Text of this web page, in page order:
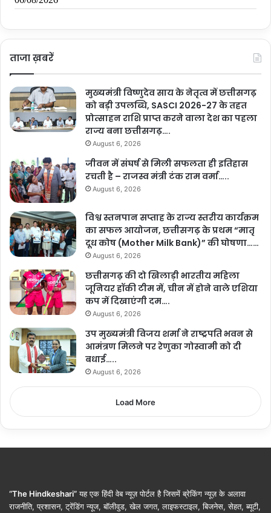
ताजा ख़बरें
मुख्यमंत्री विष्णुदेव साय के नेतृत्व में छत्तीसगढ़
को बड़ी उपलब्धि, SASCI 2026-27 के तहत
प्रोत्साहन राशि प्राप्त करने वाला देश का पहला
राज्य बना छत्तीसगढ़….
August 6, 2026
जीवन में संघर्ष से मिली सफलता ही इतिहास
रचती है – राजस्व मंत्री टंक राम वर्मा…..
August 6, 2026
विश्व स्तनपान सप्ताह के राज्य स्तरीय कार्यक्रम
का सफल आयोजन, छत्तीसगढ़ के प्रथम “मातृ
दूध कोष (Mother Milk Bank)” की घोषणा……
August 6, 2026
छत्तीसगढ़ की दो खिलाड़ी भारतीय महिला
जूनियर हॉकी टीम में, चीन में होने वाले एशिया
कप में दिखाएंगी दम….
August 6, 2026
उप मुख्यमंत्री विजय शर्मा ने राष्ट्रपति भवन से
आमंत्रण मिलने पर रेणुका गोस्वामी को दी
बधाई…..
August 6, 2026
Load More
“The Hindkeshari”यह एक हिंदी वेब न्यूज़ पोर्टल है जिसमें ब्रेकिंग न्यूज़ के अलावा
राजनीति, प्रशासन, ट्रेंडिंग न्यूज, बॉलीवुड, खेल जगत, लाइफस्टाइल, बिजनेस, सेहत, ब्यूटी,